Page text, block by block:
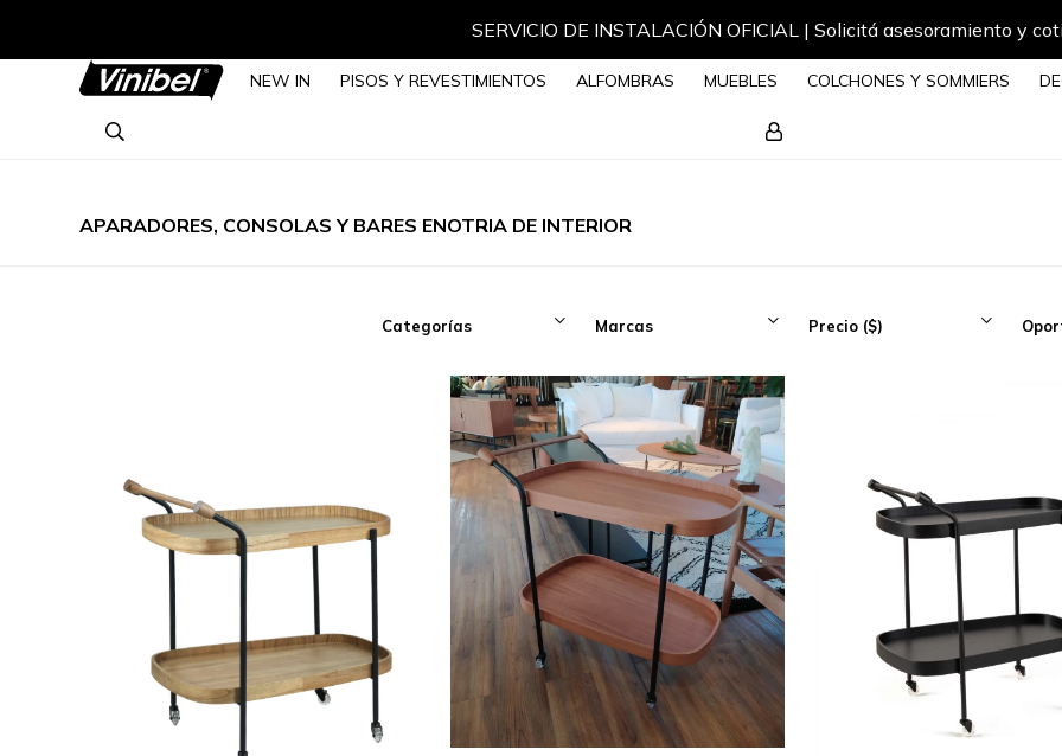
SERVICIO DE INSTALACIÓN OFICIAL | Solicitá asesoramiento y
NEW IN PISOS Y REVESTIMIENTOS ALFOMBRAS MUEBLES COLCHONES Y SOMMIERS
APARADORES, CONSOLAS Y BARES ENOTRIA DE INTERIOR
Categorías Marcas Precio ($)